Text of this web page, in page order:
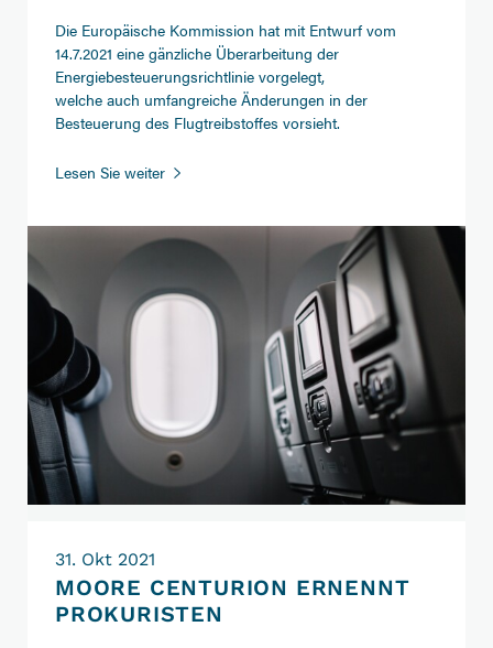
Die Europäische Kommission hat mit Entwurf vom
14.7.2021 eine gänzliche Überarbeitung der
Energiebesteuerungsrichtlinie vorgelegt,
welche auch umfangreiche Änderungen in der
Besteuerung des Flugtreibstoffes vorsieht.
Lesen Sie weiterEntwurf
Energiebesteuerungsrichtlinie
31. Okt 2021
MOORE CENTURION ERNENNT
PROKURISTEN